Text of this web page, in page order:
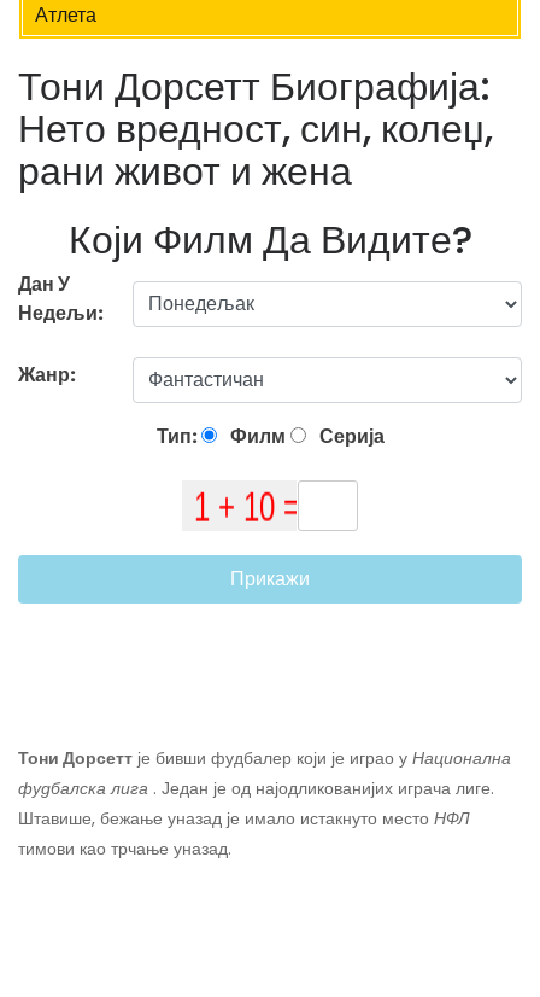
Атлета
Тони Дорсетт Биографија:
Нето вредност, син, колеџ,
рани живот и жена
Који Филм Да Видите?
Дан У
Недељи:
Жанр:
Тип: Филм Серија
Прикажи
Тони Дорсетт је бивши фудбалер који је играо у Национална
фудбалска лига . Један је од најодликованијих играча лиге.
Штавише, бежање уназад је имало истакнуто место НФЛ
тимови као трчање уназад.